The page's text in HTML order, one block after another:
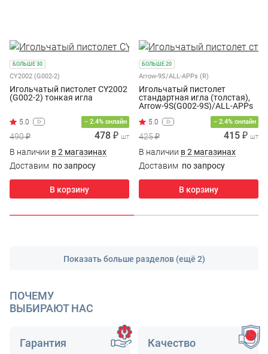
БОЛЬШЕ 30
CY2002 (G002-2)
Игольчатый пистолет CY2002
(G002-2) тонкая иглa
− 2.4% онлайн
490 ₽ 478 ₽ шт
В наличии в 2 магазинах
Доставим по запросу
В корзину
БОЛЬШЕ 20
Arrow-9S/ALL-APPs (R)
Игольчатый пистолет
стандартная иглa (толстая),
Arrow-9S(G002-9S)/ALL-APPs
− 2.4% онлайн
425 ₽ 415 ₽ шт
В наличии в 2 магазинах
Доставим по запросу
В корзину
Показать больше разделов (ещё 2)
ПОЧЕМУ
ВЫБИРАЮТ НАС
Гарантия Качество